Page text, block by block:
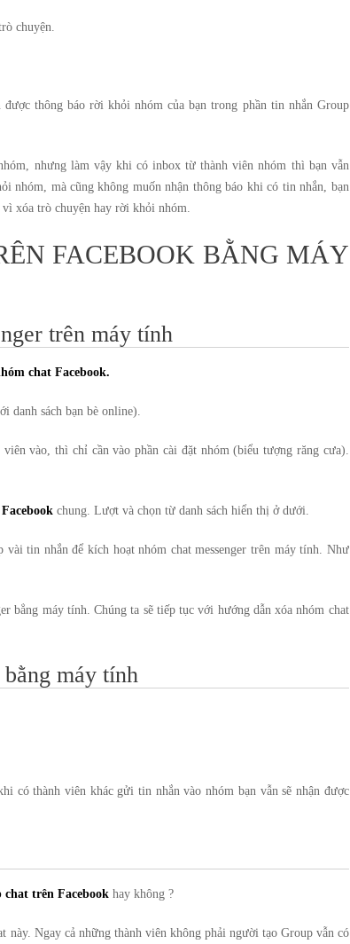
chuyện.
thông báo rời khỏi nhóm của bạn trong phần tin nhắn Group
nhưng làm vậy khi có inbox từ thành viên nhóm thì bạn vẫn
nhóm, mà cũng không muốn nhận thông báo khi có tin nhắn, bạn
xóa trò chuyện hay rời khỏi nhóm.
FACEBOOK BẰNG MÁY
trên máy tính
chat Facebook.
danh sách bạn bè online).
vào, thì chỉ cần vào phần cài đặt nhóm (biểu tượng răng cưa).
chung. Lượt và chọn từ danh sách hiển thị ở dưới.
tin nhắn để kích hoạt nhóm chat messenger trên máy tính. Như
bẳng máy tính. Chúng ta sẽ tiếp tục với hướng dẫn xóa nhóm chat
máy tính
thành viên khác gửi tin nhắn vào nhóm bạn vẫn sẽ nhận được
chat trên Facebook hay không ?
này. Ngay cả những thành viên không phải người tạo Group vẫn có